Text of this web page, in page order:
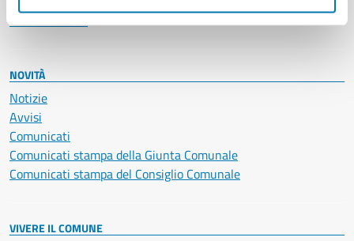
Vita lavorativa
NOVITÀ
Notizie
Avvisi
Comunicati
Comunicati stampa della Giunta Comunale
Comunicati stampa del Consiglio Comunale
VIVERE IL COMUNE